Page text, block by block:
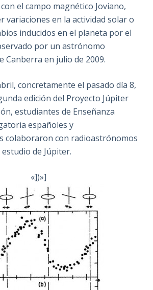
el campo magnético Joviano,
variaciones en la actividad solar o
inducidos en el planeta por el
por un astrónomo
Canberra en julio de 2009.
concretamente el pasado día 8,
edición del Proyecto Júpiter
estudiantes de Enseñanza
españoles y
colaboraron con radioastrónomos
estudio de Júpiter.
«])»]